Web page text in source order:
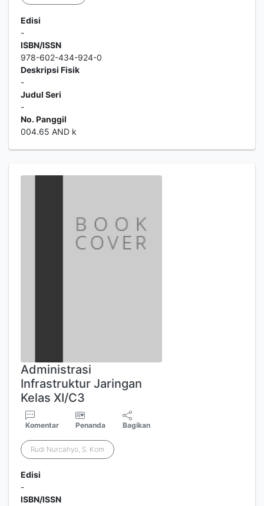
Edisi
-
ISBN/ISSN
978-602-434-924-0
Deskripsi Fisik
-
Judul Seri
-
No. Panggil
004.65 AND k
Administrasi
Infrastruktur Jaringan
Kelas XI/C3
Komentar Penanda Bagikan
Rudi Nurcahyo, S. Kom
Edisi
-
ISBN/ISSN